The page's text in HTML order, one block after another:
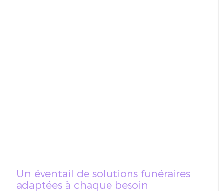
Un éventail de solutions funéraires
adaptées à chaque besoin